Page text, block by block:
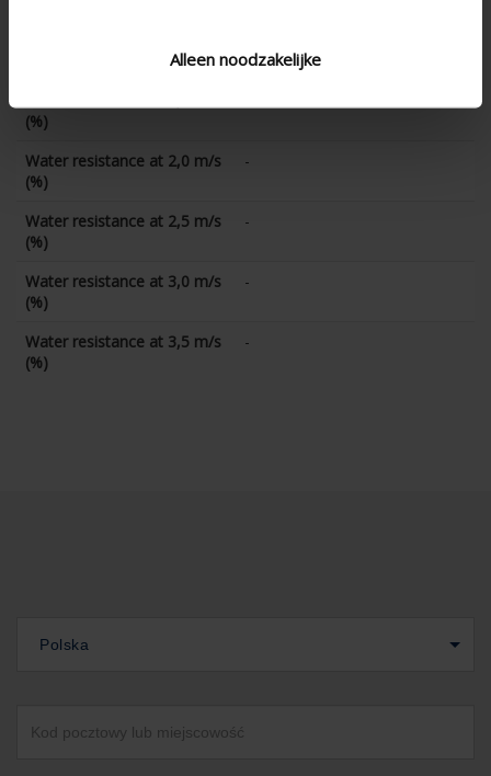
Alleen noodzakelijke
(%)
Water resistance at 2,0 m/s
(%)
-
Water resistance at 2,5 m/s
(%)
-
Water resistance at 3,0 m/s
(%)
-
Water resistance at 3,5 m/s
(%)
-
Polska